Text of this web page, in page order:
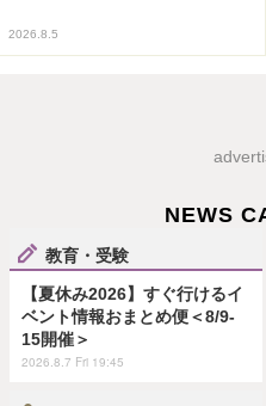
2026.8.5
NEWS
教育・受験
【夏休み2026】すぐ行けるイ
ベント情報おまとめ便＜8/9-
15開催＞
2026.8.7 Fri 19:45